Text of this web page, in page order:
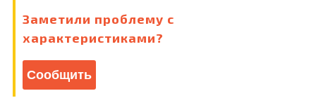
Заметили проблему с
характеристиками?
Сообщить